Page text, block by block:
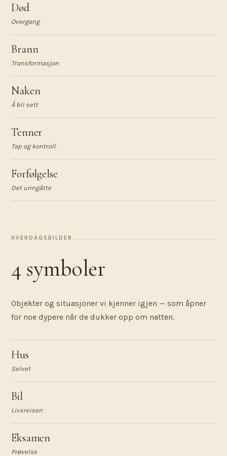
Død
Overgang
Brann
Transformasjon
Naken
Å bli sett
Tenner
Tap og kontroll
Forfølgelse
Det unngåtte
HVERDAGSBILDER
4 symboler
Objekter og situasjoner vi kjenner igjen — som åpner
for noe dypere når de dukker opp om natten.
Hus
Selvet
Bil
Livsreisen
Eksamen
Prøvelse